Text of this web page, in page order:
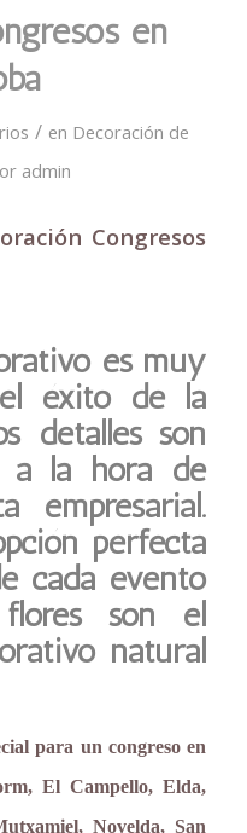
en
/ en Decoración de
admin
Congresos
es muy
éxito de la
detalles son
a la hora de
empresarial.
perfecta
cada evento
son el
natural
para un congreso en
El Campello, Elda,
Novelda, San